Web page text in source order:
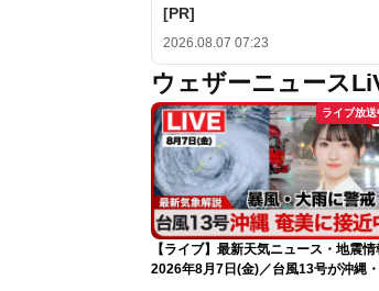
[PR]
2026.08.07 07:23
ウェザーニュース
ライブ放送
【ライブ】最新天気ニュース・地震情
2026年8月7日(金)／台風13号が沖縄